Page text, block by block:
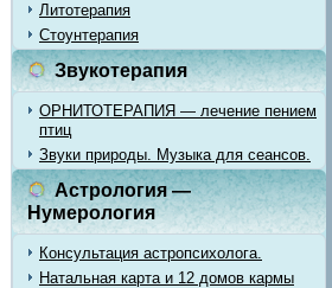
Литотерапия
Стоунтерапия
Звукотерапия
ОРНИТОТЕРАПИЯ — лечение пением
птиц
Звуки природы. Музыка для сеансов.
Астрология —
Нумерология
Консультация астропсихолога.
Натальная карта и 12 домов кармы